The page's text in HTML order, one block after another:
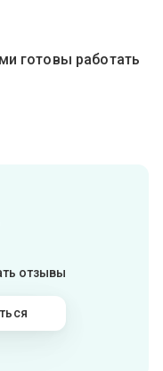
готовы работать
отзывы